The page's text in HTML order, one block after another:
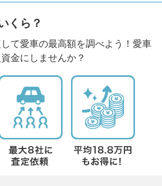
くら？
て愛車の最高額を調べよう！愛車
金にしませんか？